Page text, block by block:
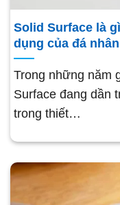
Solid Surface là
dụng của đá
Trong những năm
Surface đang dần
trong thiết…